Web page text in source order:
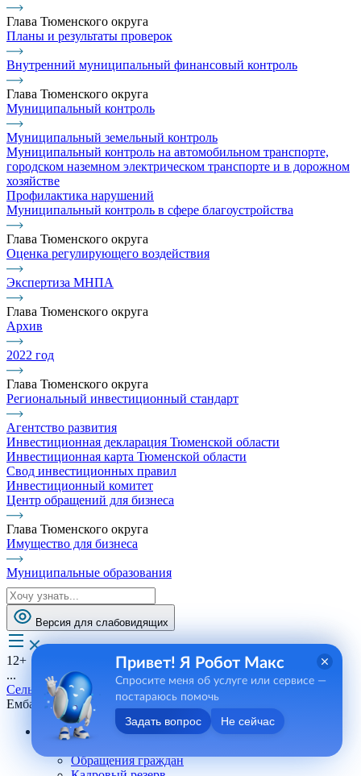
Глава Тюменского округа
Планы и результаты проверок
Внутренний муниципальный финансовый контроль
Глава Тюменского округа
Муниципальный контроль
Муниципальный земельный контроль
Муниципальный контроль на автомобильном транспорте,
городском наземном электрическом транспорте и в дорожном
хозяйстве
Профилактика нарушений
Муниципальный контроль в сфере благоустройства
Глава Тюменского округа
Оценка регулирующего воздействия
Экспертиза МНПА
Глава Тюменского округа
Архив
2022 год
Глава Тюменского округа
Региональный инвестиционный стандарт
Агентство развития
Инвестиционная декларация Тюменской области
Инвестиционная карта Тюменской области
Свод инвестиционных правил
Инвестиционный комитет
Центр обращений для бизнеса
Глава Тюменского округа
Имущество для бизнеса
Муниципальные образования
Версия для слабовидящих
12+
...
Сельские поселения
Ембаевское СП
Андреевское СП
Обращения граждан
Привет! Я Робот Макс
Спросите меня об услуге или сервисе —
постараюсь помочь
Задать вопрос Не сейчас